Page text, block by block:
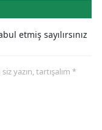
etmiş sayılırsınız
yazın, tartışalım *